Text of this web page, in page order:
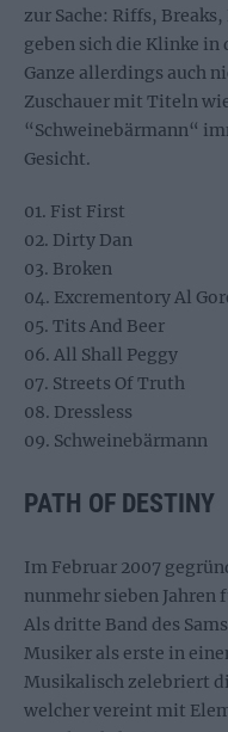
zur Sache: Riffs,
geben sich die Klinke in
Ganze allerdings auch
Zuschauer mit Titeln
“Schweinebärmann“
Gesicht.
01. Fist First
02. Dirty Dan
03. Broken
04. Excrementory Al
05. Tits And Beer
06. All Shall Peggy
07. Streets Of Truth
08. Dressless
09. Schweinebärmann
PATH OF DESTINY
Im Februar 2007
nunmehr sieben
Als dritte Band des
Musiker als erste in
Musikalisch zelebriert
welcher vereint mit